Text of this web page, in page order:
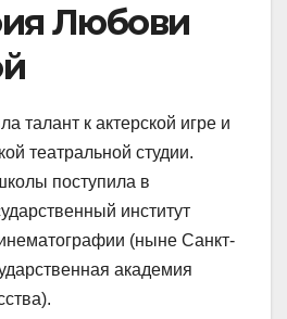
Любови
талант к актерской игре и
театральной студии.
поступила в
институт
(ныне Санкт-
академия